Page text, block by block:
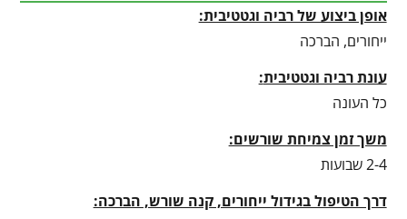
אופן ביצוע של רביה וגטטיבית:
ייחורים, הברכה
עונת רביה וגטטיבית:
כל העונה
משך זמן צמיחת שורשים:
2-4 שבועות
דרך הטיפול בגידול ייחורים, קנה שורש, הברכה: